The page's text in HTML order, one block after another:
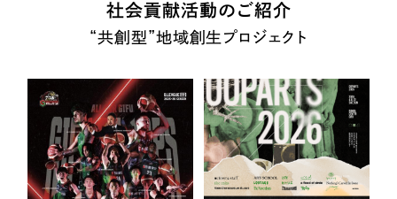
社会貢献活動のご紹介
“共創型”地域創生プロジェクト